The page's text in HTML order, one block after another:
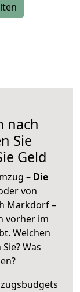
nach
Sie
Geld
– Die
von
Markdorf –
vorher im
Welchen
Was